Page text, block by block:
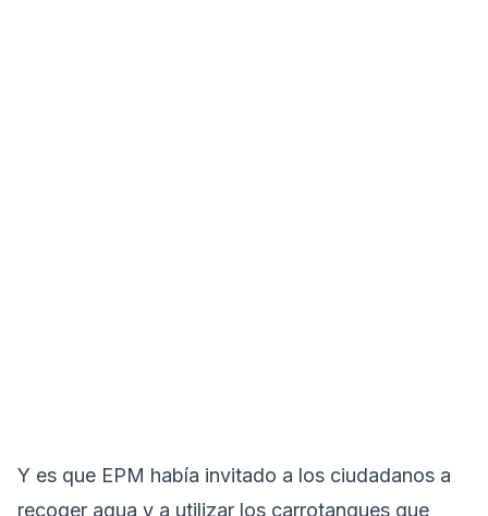
Y es que EPM había invitado a los ciudadanos a
recoger agua y a utilizar los carrotanques que